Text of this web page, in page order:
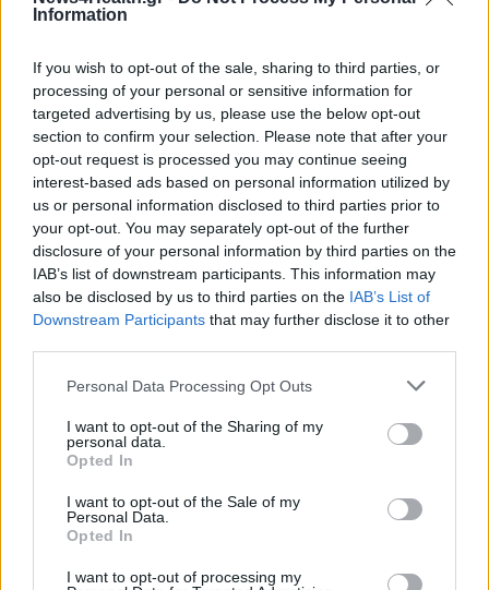
Information
If you wish to opt-out of the sale, sharing to third parties, or
processing of your personal or sensitive information for
targeted advertising by us, please use the below opt-out
section to confirm your selection. Please note that after your
opt-out request is processed you may continue seeing
interest-based ads based on personal information utilized by
us or personal information disclosed to third parties prior to
your opt-out. You may separately opt-out of the further
disclosure of your personal information by third parties on the
IAB’s list of downstream participants. This information may
also be disclosed by us to third parties on the IAB’s List of
Downstream Participants that may further disclose it to other
Personal Data Processing Opt Outs
I want to opt-out of the Sharing of my
personal data.
Opted In
I want to opt-out of the Sale of my
Personal Data.
Opted In
I want to opt-out of processing my
των νέων κρουσμάτων στη Θεσσαλονίκη, με την
ΠΟΛΙΤΙΚΉ ΥΓΕΊΑΣ
50% οι νέες διαγνώσεις κορονοϊού στην Αττική